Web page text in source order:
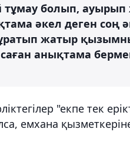
болып,
әкел деген соң
жатыр
анықтама
"екпе тек
емхана